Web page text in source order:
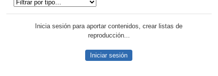
Inicia sesión para aportar contenidos, crear listas de
reproducción...
Iniciar sesión